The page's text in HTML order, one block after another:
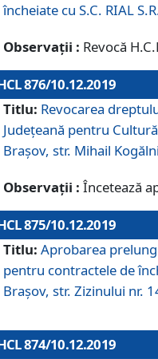
încheiate cu S.C. RIAL
Observații : Revocă
876/10.12.2019
Titlu: Revocarea
Judeţeană pentru
Braşov, str. Mihail
Observații : Încetează
875/10.12.2019
Titlu: Aprobarea
pentru contractele de
Braşov, str. Zizinului nr.
874/10.12.2019